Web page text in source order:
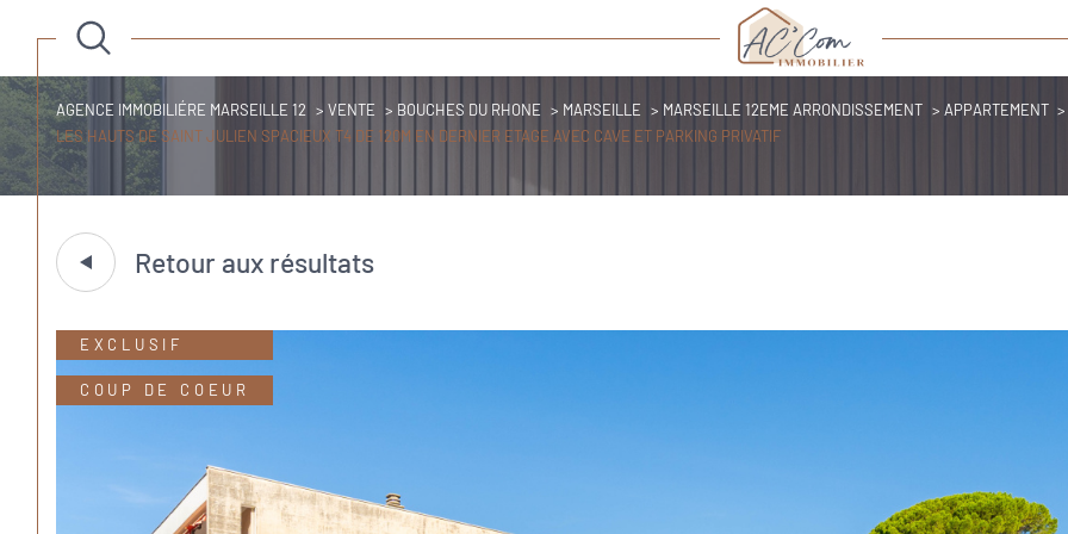
AGENCE IMMOBILIÉRE MARSEILLE 12 VENTE BOUCHES DU RHONE MARSEILLE MARSEILLE 12EME ARRONDISSEMENT
APPARTEMENT
LES HAUTS DE SAINT JULIEN SPACIEUX T4 DE 120M EN DERNIER ETAGE AVEC CAVE ET PARKING PRIVATIF
Retour aux résultats
EXCLUSIF
COUP DE COEUR